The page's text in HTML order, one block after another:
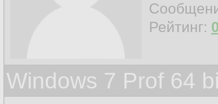
Рейтинг:
Windows 7 Prof 64